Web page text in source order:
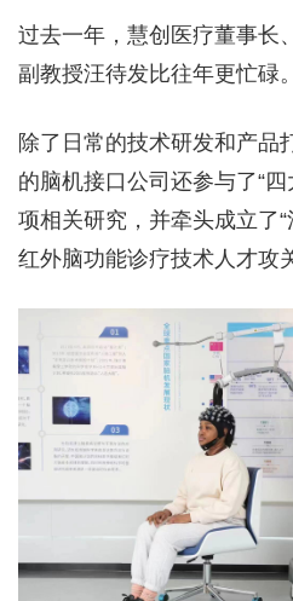
过去一年，慧创医疗董事长
副教授汪待发比往年更忙碌。
除了日常的技术研发和产品
的脑机接口公司还参与了“
项相关研究，并牵头成立了
红外脑功能诊疗技术人才攻